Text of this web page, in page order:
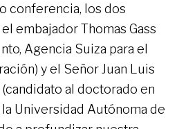
conferencia, los dos
embajador Thomas Gass
Agencia Suiza para el
y el Señor Juan Luis
al doctorado en
Universidad Autónoma de